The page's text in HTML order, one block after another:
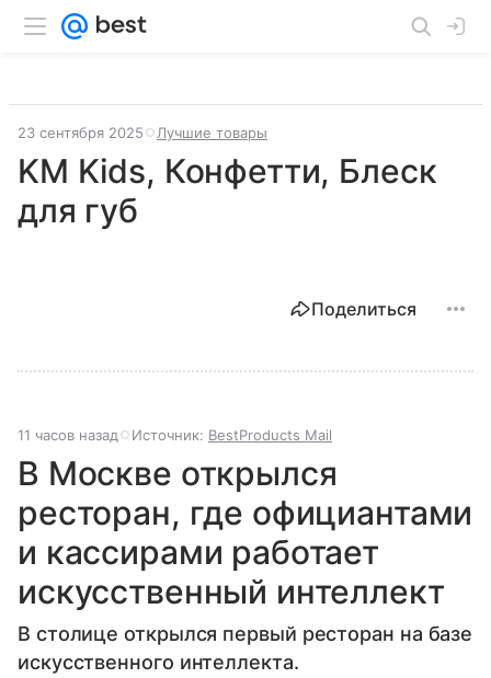
23 сентября 2025 Лучшие товары
KM Kids, Конфетти, Блеск
для губ
Поделиться
11 часов назад Источник: BestProducts Mail
В Москве открылся
ресторан, где официантами
и кассирами работает
искусственный интеллект
В столице открылся первый ресторан на базе
искусственного интеллекта.